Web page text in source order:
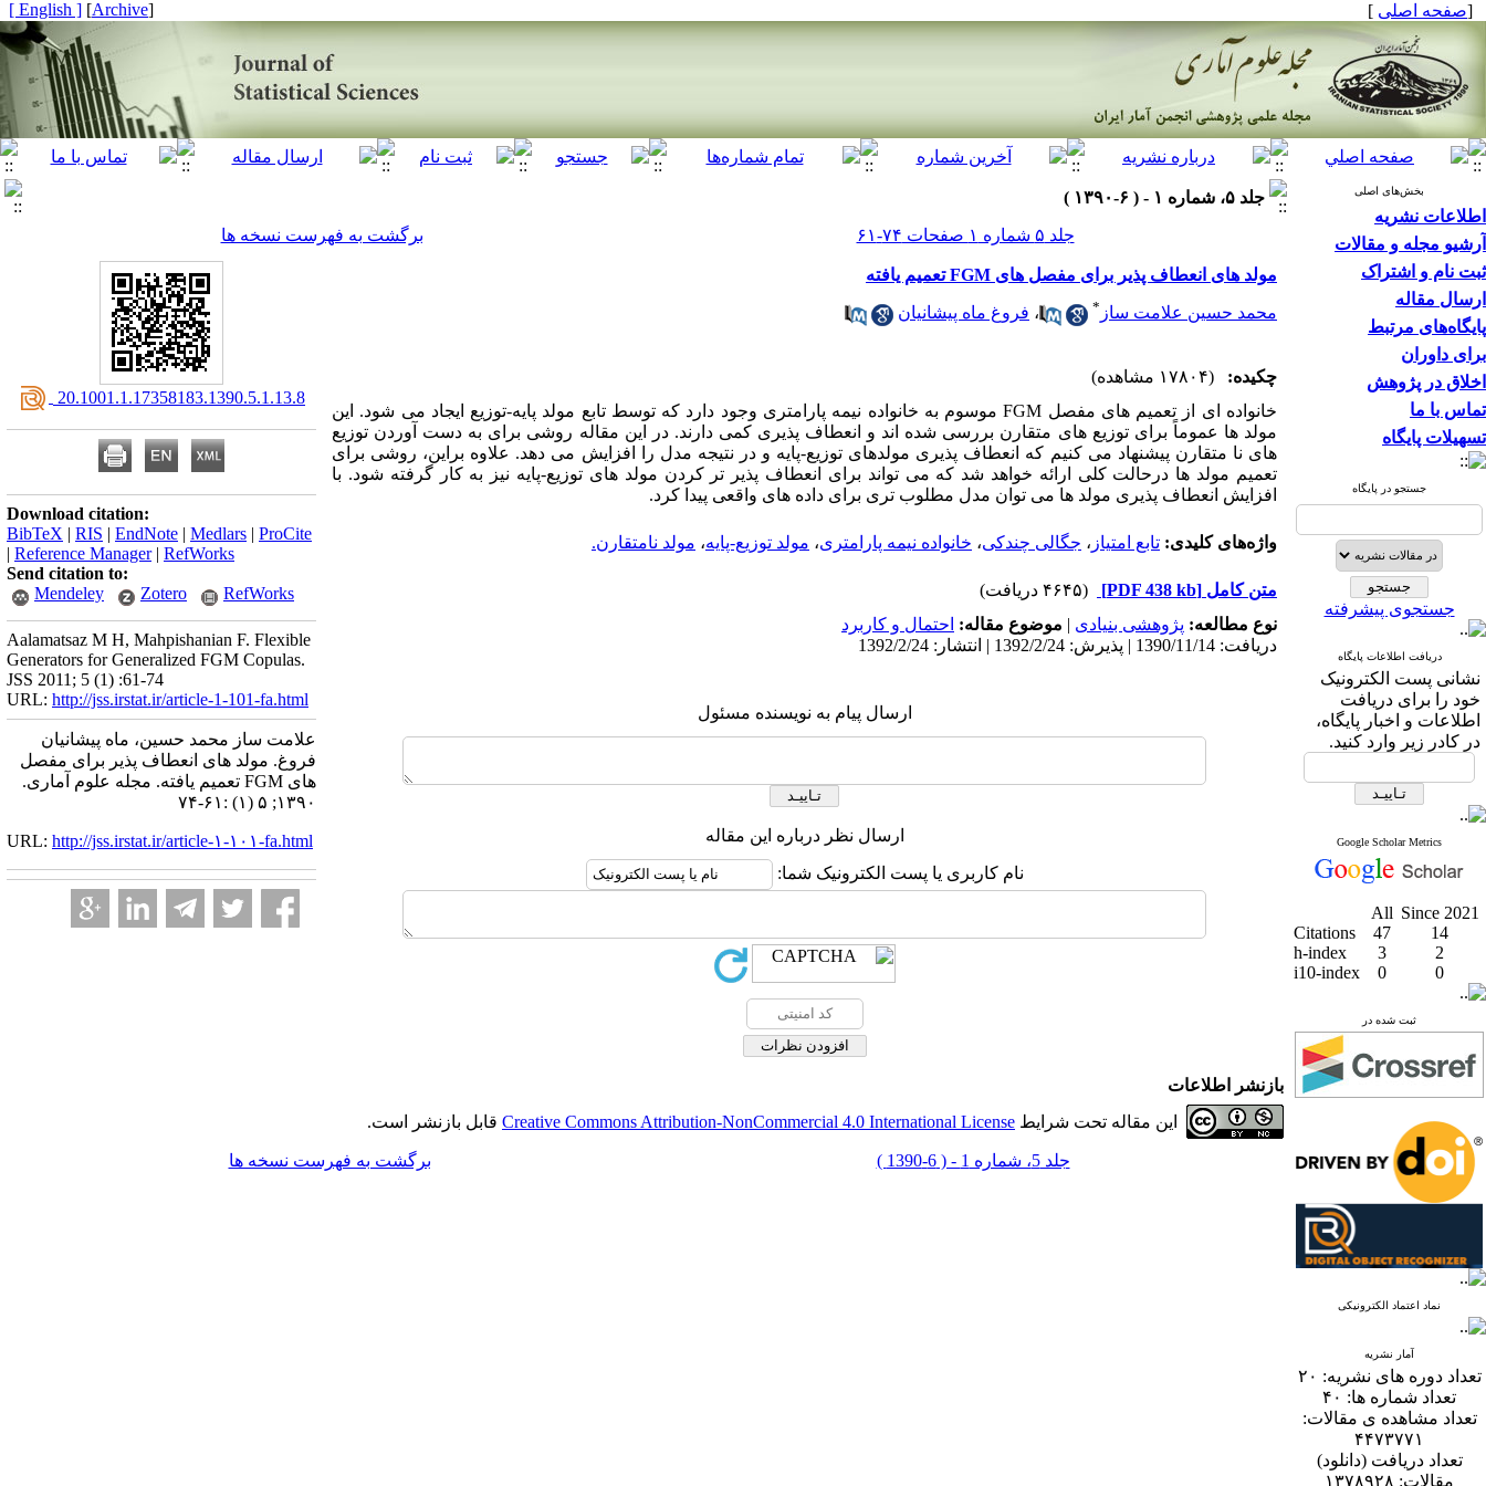
[صفحه اصلی ]
[
Archive
]
[ English ]
بخش‌های اصلی
اطلاعات نشریه
آرشیو مجله و مقالات
ثبت نام و اشتراک
ارسال مقاله
پایگاه‌های مرتبط
برای داوران
اخلاق در پژوهش
تماس با ما
تسهیلات پایگاه
جستجو در پایگاه
جستجوی پیشرفته
دریافت اطلاعات پایگاه
نشانی پست الکترونیک
خود را برای دریافت
اطلاعات و اخبار پایگاه،
در کادر زیر وارد کنید.
Google Scholar Metrics
All Since 2021
Citations
47
14
h-index
3
2
i10-index
0 0
ثبت شده در
نماد اعتماد الکترونیکی
آمار نشریه
تعداد دوره های نشریه: ۲۰
تعداد شماره ها: ۴۰
تعداد مشاهده ی مقالات:
۴۴۷۳۷۷۱
تعداد دریافت (دانلود)
مقالات: ۱۳۷۸۹۲۸
جلد ۵، شماره ۱ - ( ۶-۱۳۹۰ )
جلد ۵ شماره ۱ صفحات ۷۴-۶۱
برگشت به فهرست نسخه ها
مولد های انعطاف پذیر برای مفصل های FGM تعمیم یافته
محمد حسین علامت ساز * ، فروغ ماه پیشانیان
چکیده:
(۱۷۸۰۴ مشاهده)
خانواده ای از تعمیم های مفصل FGM موسوم به خانواده نیمه پارامتری وجود دارد که توسط تابع مولد پایه-توزیع ایجاد می شود. این
مولد ها عموماً برای توزیع های متقارن بررسی شده اند و انعطاف پذیری کمی دارند. در این مقاله روشی برای به دست آوردن توزیع
های نا متقارن پیشنهاد می کنیم که انعطاف پذیری مولدهای توزیع-پایه و در نتیجه مدل را افزایش می دهد. علاوه براین، روشی برای
تعمیم مولد ها درحالت کلی ارائه خواهد شد که می تواند برای انعطاف پذیر تر کردن مولد های توزیع-پایه نیز به کار گرفته شود. با
افزایش انعطاف پذیری مولد ها می توان مدل مطلوب تری برای داده های واقعی پیدا کرد.
واژه‌های کلیدی: تابع امتیاز ، جگالی چندکی، خانواده نیمه پارامتری، مولد توزیع-پایه، مولد نامتقارن.
متن کامل [PDF 438 kb]
(۴۶۴۵ دریافت)
نوع مطالعه: پژوهشی بنیادی | موضوع مقاله: احتمال و کاربرد
دریافت: 1390/11/14 | پذیرش: 1392/2/24 | انتشار: 1392/2/24
ارسال پیام به نویسنده مسئول
ارسال نظر درباره این مقاله
نام کاربری یا پست الکترونیک شما:
‎ 20.1001.1.17358183.1390.5.1.13.8
Download citation:
BibTeX | RIS | EndNote | Medlars | ProCite
| Reference Manager| RefWorks
Send citation to:
Mendeley
Zotero RefWorks
Aalamatsaz M H, Mahpishanian F. Flexible
Generators for Generalized FGM Copulas.
JSS 2011; 5 (1) :61-74
URL: http://jss.irstat.ir/article-1-101-fa.html
علامت ساز محمد حسین، ماه پیشانیان
فروغ. مولد های انعطاف پذیر برای مفصل
های FGM تعمیم یافته. مجله علوم آماری.
۱۳۹۰; ۵ (۱) :۶۱-۷۴
URL: http://jss.irstat.ir/article-۱-۱۰۱-fa.html
بازنشر اطلاعات
این مقاله تحت شرایط Creative Commons Attribution-NonCommercial 4.0 International License قابل بازنشر است.
جلد 5، شماره 1 - ( 6-1390 ) برگشت به فهرست نسخه ها